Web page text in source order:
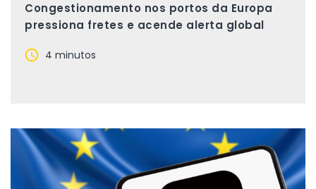
Congestionamento nos portos da Europa
pressiona fretes e acende alerta global
4 minutos